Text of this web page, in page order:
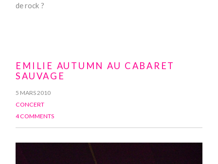
de rock ?
EMILIE AUTUMN AU CABARET
SAUVAGE
5 MARS 2010
CONCERT
4 COMMENTS